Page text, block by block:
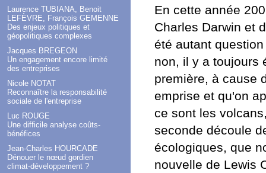
Laurence TUBIANA, Benoit
LEFÈVRE, François GEMENNE
Des enjeux politiques et
géopolitiques complexes
Jacques BREGEON
Un engagement encore limité
des entreprises
Nicole NOTAT
Reconnaître la responsabilité
sociale de l'entreprise
Luc ROUGE
Une difficile analyse coûts-
bénéfices
Jean-Charles HOURCADE
Dénouer le nœud gordien
climat-développement ?
En cette année
Charles Darwin et
été autant
non, il y a toujours
première, à cause
emprise et qu'on
ce sont les
seconde découle
écologiques, que
nouvelle de Lewis